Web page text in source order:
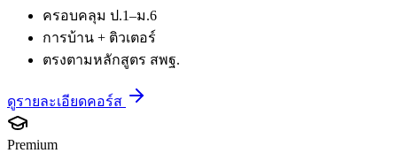
ครอบคลุม ป.1–ม.6
การบ้าน + ติวเตอร์
ตรงตามหลักสูตร สพฐ.
ดูรายละเอียดคอร์ส
Premium